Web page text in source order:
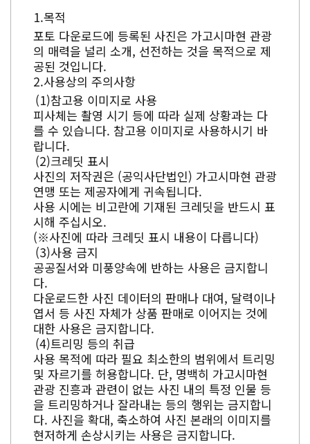
목적
포토 다운로드에 등록된 사진은 가고시마현 관광
의 매력을 널리 소개, 선전하는 것을 목적으로 제
공된 것입니다.
사용상의 주의사항
참고용 이미지로 사용
피사체는 촬영 시기 등에 따라 실제 상황과는 다
를 수 있습니다. 참고용 이미지로 사용하시기 바
랍니다.
크레딧 표시
사진의 저작권은 (공익사단법인) 가고시마현 관광
연맹 또는 제공자에게 귀속됩니다.
사용 시에는 비고란에 기재된 크레딧을 반드시 표
시해 주십시오.
(※사진에 따라 크레딧 표시 내용이 다릅니다)
사용 금지
공공질서와 미풍양속에 반하는 사용은 금지합니
다.
다운로드한 사진 데이터의 판매나 대여, 달력이나
엽서 등 사진 자체가 상품 판매로 이어지는 것에
대한 사용은 금지합니다.
트리밍 등의 취급
사용 목적에 따라 필요 최소한의 범위에서 트리밍
및 자르기를 허용합니다. 단, 명백히 가고시마현
관광 진흥과 관련이 없는 사진 내의 특정 인물 등
을 트리밍하거나 잘라내는 등의 행위는 금지합니
다. 사진을 확대, 축소하여 사진 본래의 이미지를
현저하게 손상시키는 사용은 금지합니다.